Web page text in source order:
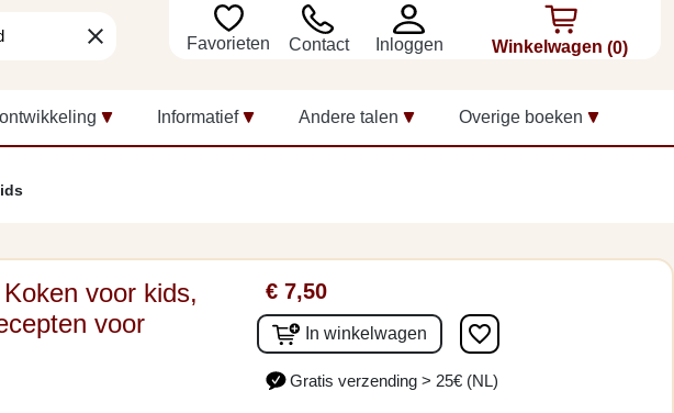
clear Favorieten Contact Inloggen Winkelwagen (0)
Informatief Andere talen Overige boeken
voor kids,
voor
€ 7,50
In winkelwagen favorite_border
Gratis verzending > 25€ (NL)